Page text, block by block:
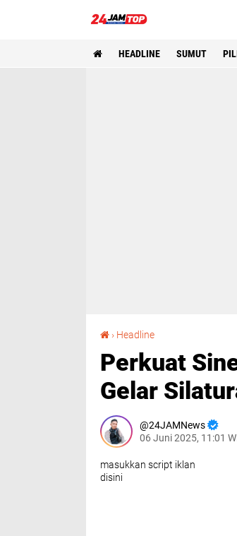
HEADLINE SUMUT
› Headline
Perkuat
Gelar
24JAMNews
06 Juni 2025, 11:01
masukkan script iklan
disini